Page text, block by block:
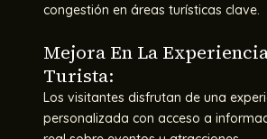
congestión en áreas turísticas clave.
Mejora En La
Turista:
Los visitantes disfrutan de una
personalizada con acceso a